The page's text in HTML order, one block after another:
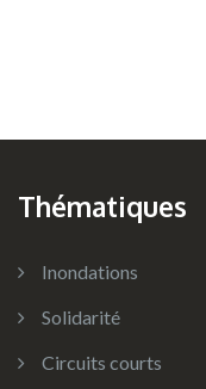
Thématiques
Inondations
Solidarité
Circuits courts